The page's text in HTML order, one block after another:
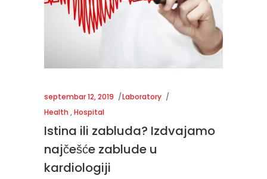
septembar 12, 2019
Laboratory
Health ,Hospital
Istina ili zabluda? Izdvajamo
najčešće zablude u
kardiologiji